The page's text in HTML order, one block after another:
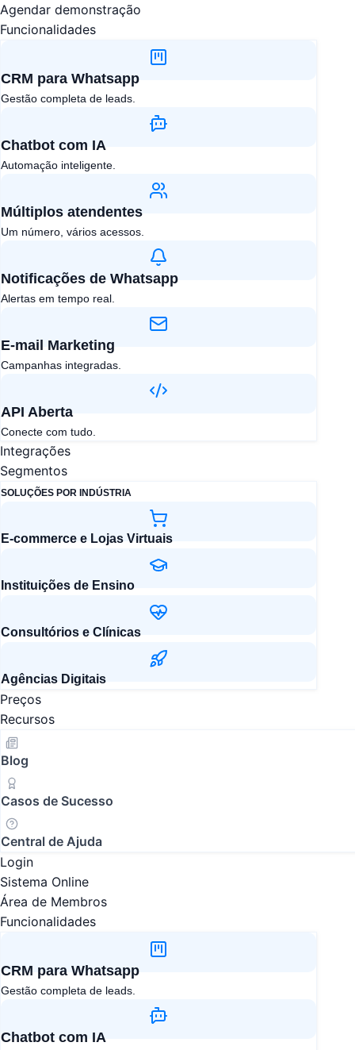
Agendar demonstração
Funcionalidades
CRM para Whatsapp
Gestão completa de leads.
Chatbot com IA​
Automação inteligente.
Múltiplos atendentes​
Um número, vários acessos.
Notificações de Whatsapp
Alertas em tempo real.
E-mail Marketing​
Campanhas integradas.
API Aberta​
Conecte com tudo.
Integrações
Segmentos
SOLUÇÕES POR INDÚSTRIA
E-commerce e Lojas Virtuais
Instituições de Ensino
Consultórios e Clínicas
Agências Digitais
Preços
Recursos
Blog
Casos de Sucesso
Central de Ajuda
Login
Sistema Online
Área de Membros
Funcionalidades
CRM para Whatsapp
Gestão completa de leads.
Chatbot com IA​